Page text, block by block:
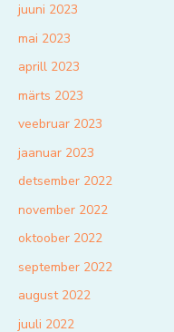
juuni 2023
mai 2023
aprill 2023
märts 2023
veebruar 2023
jaanuar 2023
detsember 2022
november 2022
oktoober 2022
september 2022
august 2022
juuli 2022